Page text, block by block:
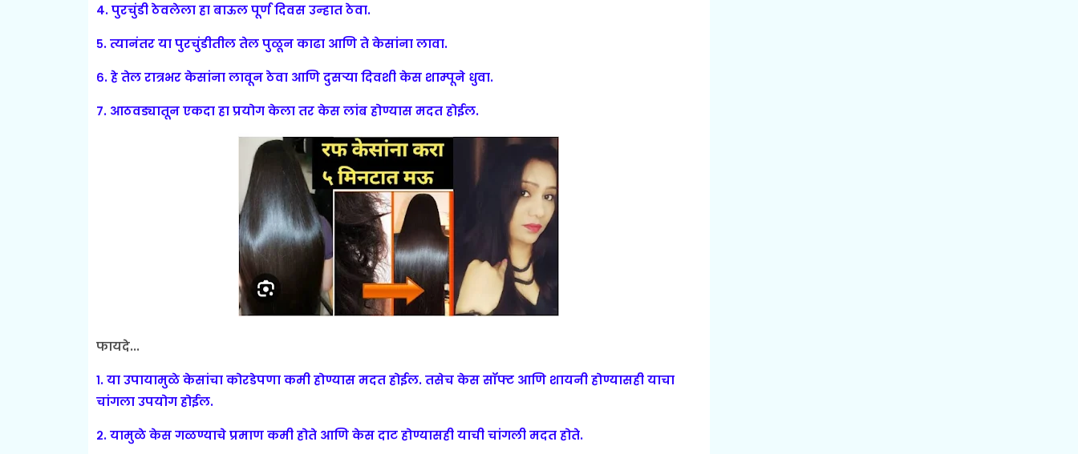
४. पुरचुंडी ठेवलेला हा बाऊल पूर्ण दिवस उन्हात ठेवा.
५. त्यानंतर या पुरचुंडीतील तेल पुळून काढा आणि ते केसांना लावा.
६. हे तेल रात्रभर केसांना लावून ठेवा आणि दुसऱ्या दिवशी केस शाम्पूने धुवा.
७. आठवड्यातून एकदा हा प्रयोग केला तर केस लांब होण्यास मदत होईल.
फायदे...
१. या उपायामुळे केसांचा कोरडेपणा कमी होण्यास मदत होईल. तसेच केस सॉफ्ट आणि शायनी होण्यासही याचा
चांगला उपयोग होईल.
२. यामुळे केस गळण्याचे प्रमाण कमी होते आणि केस दाट होण्यासही याची चांगली मदत होते.